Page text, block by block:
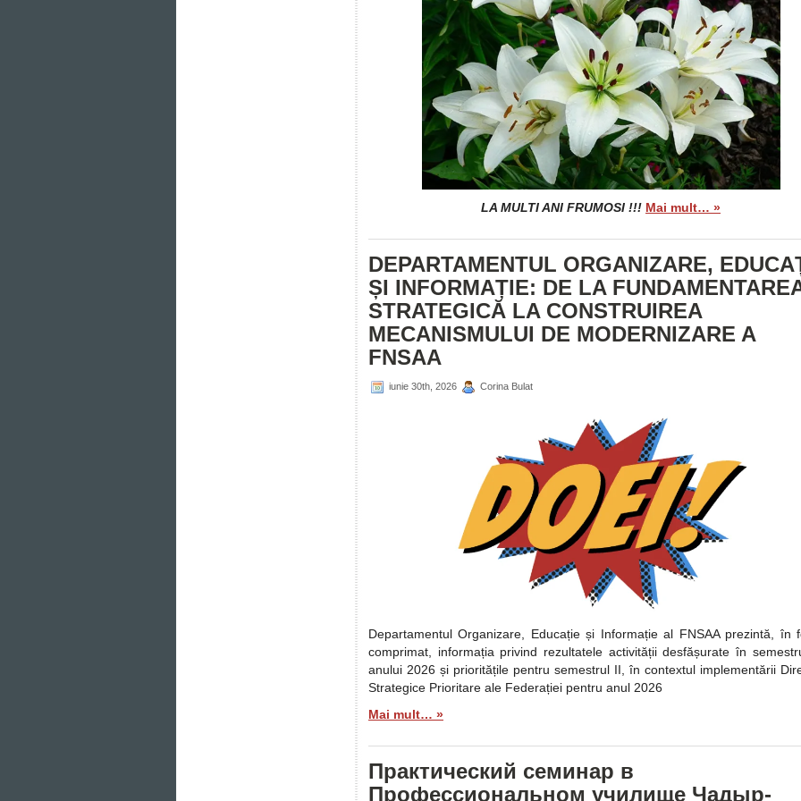
LA MULTI ANI FRUMOSI !!! Mai mult… »
DEPARTAMENTUL ORGANIZARE,
ȘI INFORMAȚIE: DE LA
STRATEGICĂ LA CONSTRUIREA
MECANISMULUI DE MODERNIZARE A
FNSAA
iunie 30th, 2026 Corina Bulat
Departamentul Organizare, Educație și Informație al FNSAA prezintă, în
comprimat, informația privind rezultatele activității desfășurate în
anului 2026 și prioritățile pentru semestrul II, în contextul implementării
Strategice Prioritare ale Federației pentru anul 2026
Mai mult… »
Практический семинар в
Профессиональном училище Чадыр-